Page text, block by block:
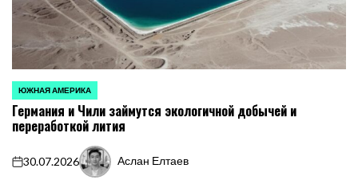
ОПУБЛИКОВАНО
В
ЮЖНАЯ АМЕРИКА
Германия и Чили займутся экологичной добычей и
переработкой лития
on
30.07.2026
Запись
Аслан Елтаев